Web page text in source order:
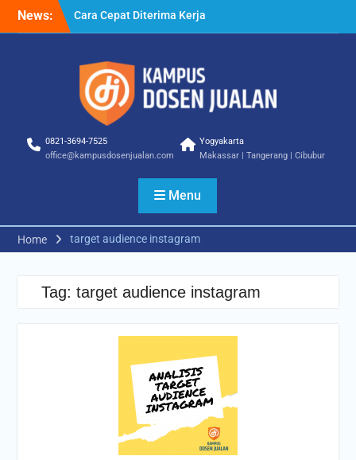
News:
Cara Cepat Diterima Kerja
– Tips Praktis yang Bisa
Cara Biar Dapat Pekerjaan
– Panduan Lengkap untuk
Pencari Kerja
Cara Dapat Pekerjaan –
Memperbesar Peluang
0821-3694-7525
office@kampusdosenjualan.com
Yogyakarta
Makassar | Tangerang | Cibubur
Menu
Home target audience instagram
Tag: target audience instagram